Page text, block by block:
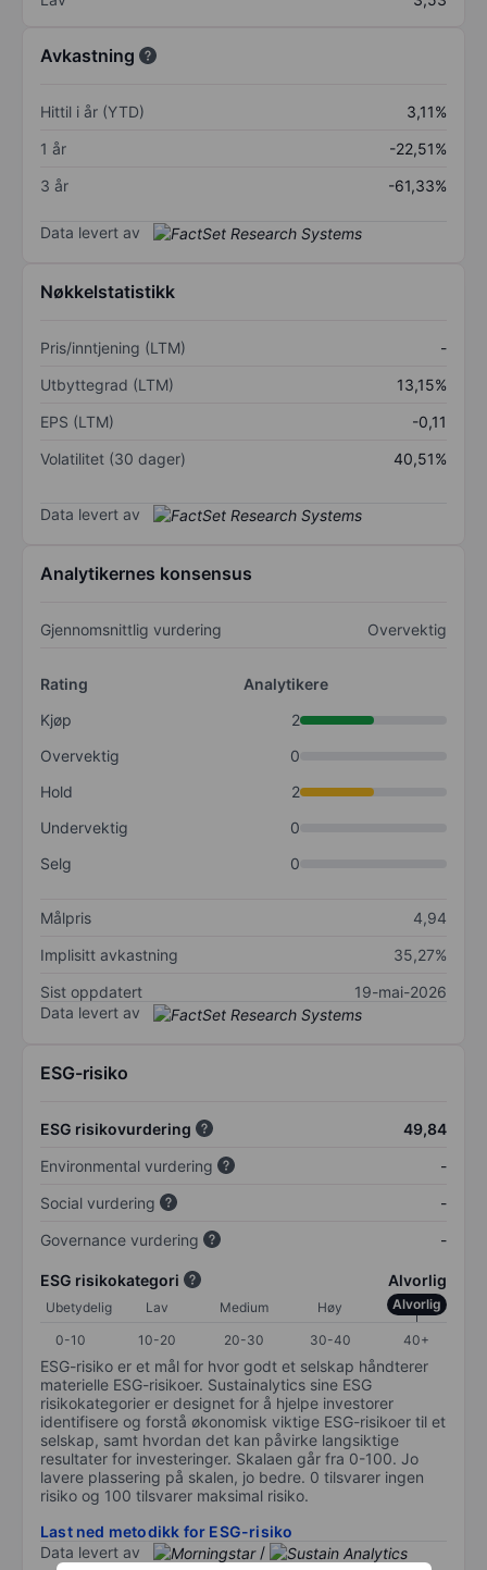
Avkastning
Hittil i år (YTD)
3,11%
1 år
-22,51%
3 år
-61,33%
Data levert av
Nøkkelstatistikk
Pris/inntjening (LTM)
-
Utbyttegrad (LTM)
13,15%
EPS (LTM)
-0,11
Volatilitet (30 dager)
40,51%
Data levert av
Analytikernes konsensus
Gjennomsnittlig vurdering Overvektig
Rating
Analytikere
Kjøp
2
Overvektig
0
Hold
2
Undervektig
0
Selg
0
Målpris
4,94
Implisitt avkastning
35,27%
Sist oppdatert
19-mai-2026
Data levert av
ESG-risiko
ESG risikovurdering
49,84
Environmental vurdering
-
Social vurdering
-
Governance vurdering
-
ESG risikokategori Alvorlig
Ubetydelig Lav Medium Høy Alvorlig
0-10 10-20 20-30 30-40 40+
ESG-risiko er et mål for hvor godt et selskap håndterer
materielle ESG-risikoer. Sustainalytics sine ESG
risikokategorier er designet for å hjelpe investorer
identifisere og forstå økonomisk viktige ESG-risikoer til et
selskap, samt hvordan det kan påvirke langsiktige
resultater for investeringer. Skalaen går fra 0-100. Jo
lavere plassering på skalen, jo bedre. 0 tilsvarer ingen
risiko og 100 tilsvarer maksimal risiko.
Last ned metodikk for ESG-risiko
Data levert av
/